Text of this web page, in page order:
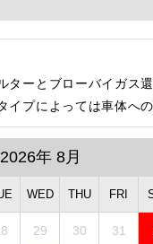
ーとブローバイガス
プによっては車体へ
2026年 8月
WED THU FRI
29 30 31